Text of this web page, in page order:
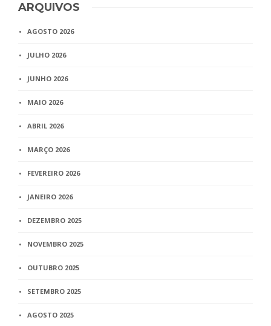
ARQUIVOS
AGOSTO 2026
JULHO 2026
JUNHO 2026
MAIO 2026
ABRIL 2026
MARÇO 2026
FEVEREIRO 2026
JANEIRO 2026
DEZEMBRO 2025
NOVEMBRO 2025
OUTUBRO 2025
SETEMBRO 2025
AGOSTO 2025